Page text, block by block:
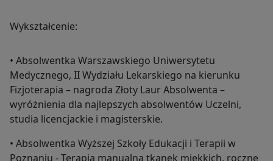
Wykształcenie:
• Absolwentka Warszawskiego Uniwersytetu
Medycznego, II Wydziału Lekarskiego na kierunku
Fizjoterapia – nagroda Złoty Laur Absolwenta –
wyróżnienia dla najlepszych absolwentów Uczelni,
studia licencjackie i magisterskie.
• Absolwentka Wyższej Szkoły Edukacji i Terapii w
Poznaniu - Terapia manualna tkanek miękkich, roczne